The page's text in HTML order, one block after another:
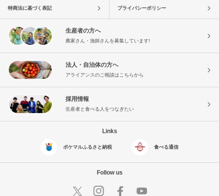
特商法に基づく表記 プライバシーポリシー
生産者の方へ
農家さん・漁師さんを募集しています!
法人・自治体の方へ
アライアンスのご相談はこちらから
採用情報
生産者と食べる人をつなぎたい
Links
ポケマルふるさと納税 食べる通信
Follow us